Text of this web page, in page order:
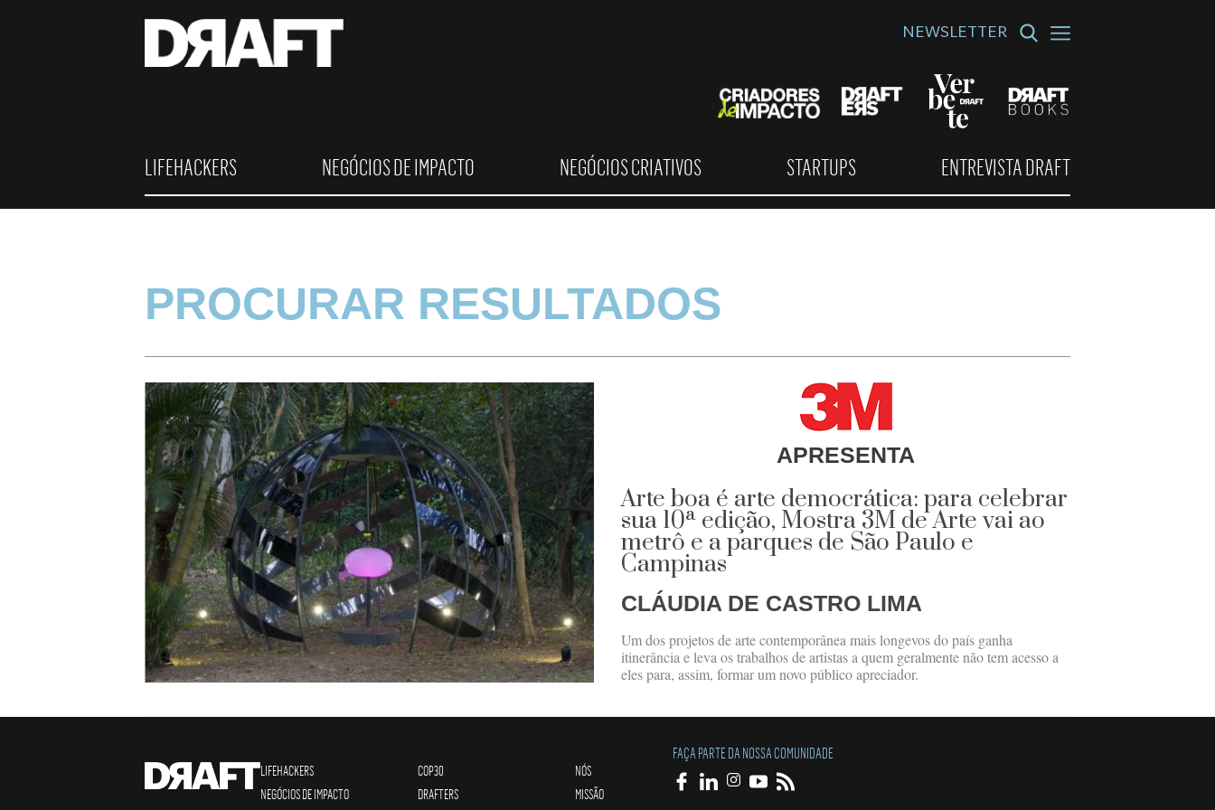
NEWSLETTER
LIFEHACKERS NEGÓCIOS DE IMPACTO NEGÓCIOS CRIATIVOS STARTUPS ENTREVISTA DRAFT
PROCURAR RESULTADOS
APRESENTA
Arte boa é arte democrática: para celebrar
sua 10ª edição, Mostra 3M de Arte vai ao
metrô e a parques de São Paulo e
Campinas
CLÁUDIA DE CASTRO LIMA
Um dos projetos de arte contemporânea mais longevos do país ganha
itinerância e leva os trabalhos de artistas a quem geralmente não tem acesso a
eles para, assim, formar um novo público apreciador.
LIFEHACKERS
NEGÓCIOS DE IMPACTO
COP30
DRAFTERS
NÓS
MISSÃO
FAÇA PARTE DA NOSSA COMUNIDADE